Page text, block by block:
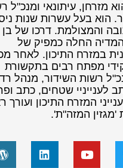
מזרחן, עיתונאי ומנכ"ל
הוא בעל עשרות שנות
והמצולמת. דרכו של בן
החלה כמפיק של
במזרח התיכון. לאחר
מפתח רבים בתקשורת
רשות השידור, מנהל
לענייניי שטחים, כתב
המזרח התיכון ועורך
'מגזין המזה"ת'.